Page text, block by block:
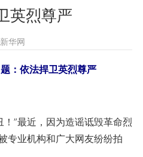
英烈尊严
新华网
题：依法捍卫英烈尊严
”最近，因为造谣诋毁革命烈
专业机构和广大网友纷纷拍